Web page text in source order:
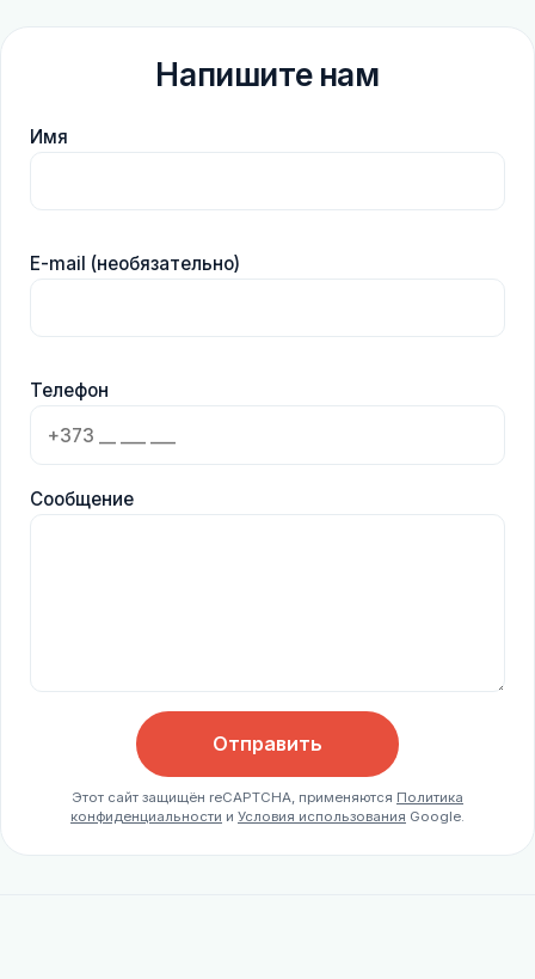
Напишите нам
Имя
E-mail (необязательно)
Телефон
Сообщение
Отправить
Этот сайт защищён reCAPTCHA, применяются Политика
конфиденциальности и Условия использования Google.